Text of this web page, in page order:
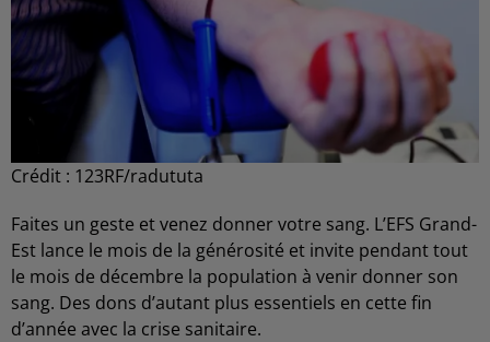
Crédit : 123RF/radututa
Faites un geste et venez donner votre sang. L’EFS Grand-
Est lance le mois de la générosité et invite pendant tout
le mois de décembre la population à venir donner son
sang. Des dons d’autant plus essentiels en cette fin
d’année avec la crise sanitaire.